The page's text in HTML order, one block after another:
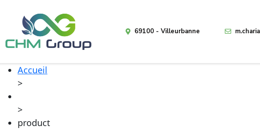
69100 - Villeurbanne
Accueil
>
>
product